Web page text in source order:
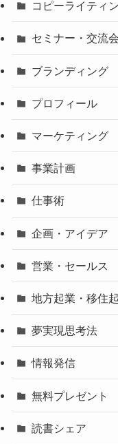
コピーライティ
セミナー・交流
ブランディング
プロフィール
マーケティング
事業計画
仕事術
企画・アイデア
営業・セールス
地方起業・移住
夢実現思考法
情報発信
無料プレゼント
読書シェア